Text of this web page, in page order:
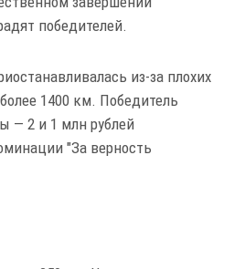
победителей.
из-за плохих
1400 км. Победитель
— 2 и 1 млн рублей
"За верность